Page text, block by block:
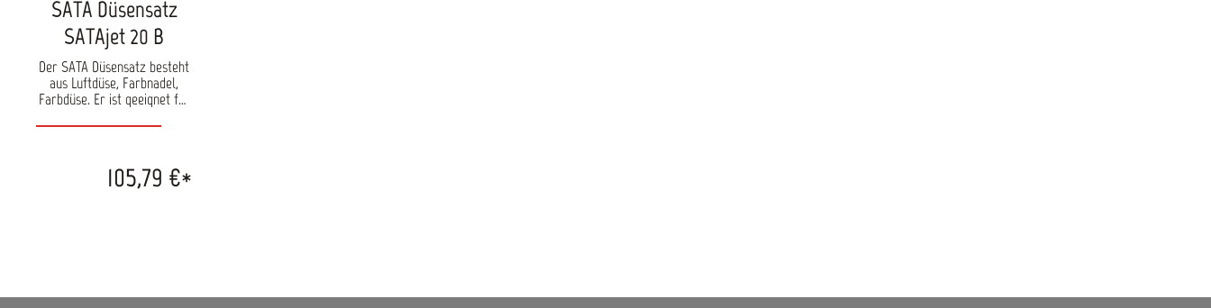
SATA Düsensatz
SATAjet 20 B
Der SATA Düsensatz besteht
aus Luftdüse, Farbnadel,
Farbdüse. Er ist geeignet für
Größen: 0,2 mm fineline 0,2
105,79 €*